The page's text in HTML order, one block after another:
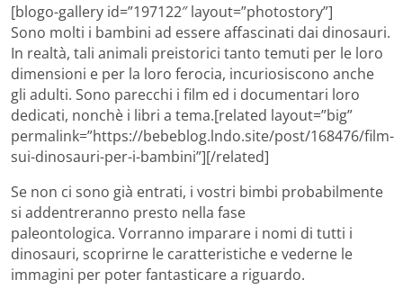
[blogo-gallery id=”197122″ layout=”photostory”]
Sono molti i bambini ad essere affascinati dai dinosauri.
In realtà, tali animali preistorici tanto temuti per le loro
dimensioni e per la loro ferocia, incuriosiscono anche
gli adulti. Sono parecchi i film ed i documentari loro
dedicati, nonchè i libri a tema.[related layout=”big”
permalink=”https://bebeblog.lndo.site/post/168476/film-
sui-dinosauri-per-i-bambini”][/related]
Se non ci sono già entrati, i vostri bimbi probabilmente
si addentreranno presto nella fase
paleontologica. Vorranno imparare i nomi di tutti i
dinosauri, scoprirne le caratteristiche e vederne le
immagini per poter fantasticare a riguardo.